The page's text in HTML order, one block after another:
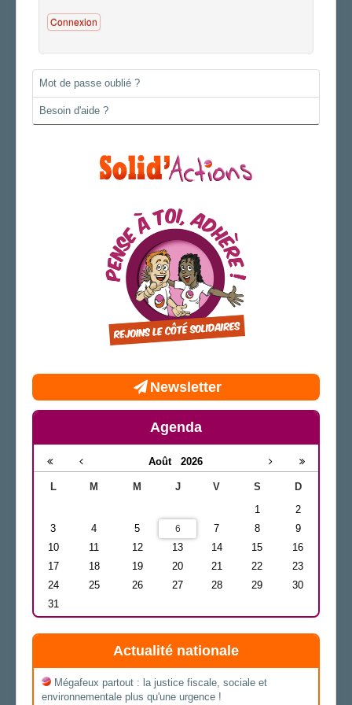
AGENDA
Connexion
Mot de passe oublié ?
Besoin d'aide ?
Newsletter
Agenda
Août 2026
L M M J V S
D
1
2
3
4 5 6 7 8
9
10
11 12 13 14 15
16
17
18 19 20 21 22
23
24
25 26 27 28 29
30
31
Actualité nationale
Mégafeux partout : la justice fiscale, sociale et
environnementale plus qu'une urgence !